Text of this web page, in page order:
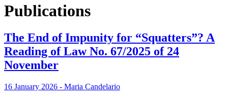
Publications
The End of Impunity for “Squatters”? A
Reading of Law No. 67/2025 of 24
November
16 January 2026 - Maria Candelario